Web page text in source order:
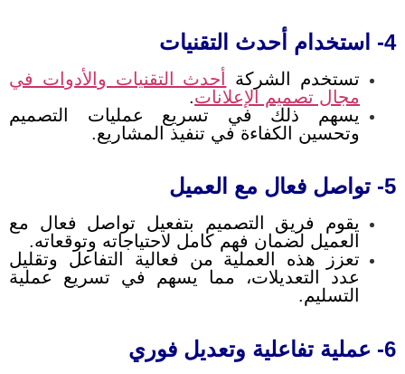
4- استخدام أحدث التقنيات
تستخدم الشركة
أحدث التقنيات والأدوات في
مجال تصميم الإعلانات.
يسهم ذلك في تسريع عمليات التصميم
وتحسين الكفاءة في تنفيذ المشاريع.
5- تواصل فعال مع العميل
يقوم فريق التصميم بتفعيل تواصل فعال مع
العميل لضمان فهم كامل لاحتياجاته وتوقعاته.
تعزز هذه العملية من فعالية التفاعل وتقليل
عدد التعديلات، مما يسهم في تسريع عملية
التسليم.
6- عملية تفاعلية وتعديل فوري